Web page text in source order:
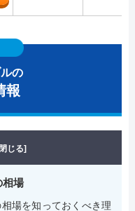
の
報
じる]
相場
場を知っておくべき理